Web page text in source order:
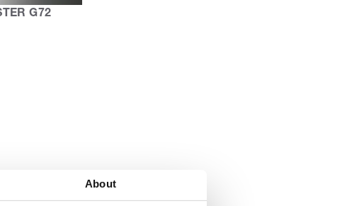
About
G72